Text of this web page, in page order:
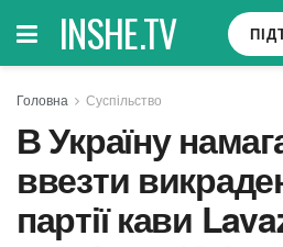
INSHE.TV
Головна Суспільство
В Україну
ввезти
партії кави